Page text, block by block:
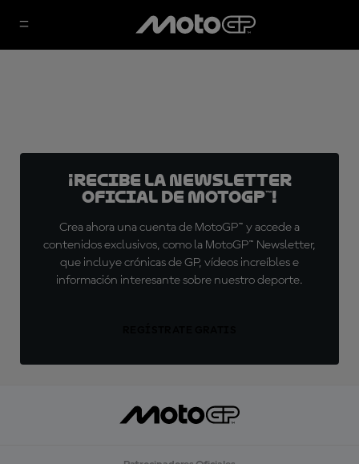
¡Recibe la Newsletter
oficial de MotoGP™!
Crea ahora una cuenta de MotoGP™ y accede a
contenidos exclusivos, como la MotoGP™ Newsletter,
que incluye crónicas de GP, vídeos increíbles e
información interesante sobre nuestro deporte.